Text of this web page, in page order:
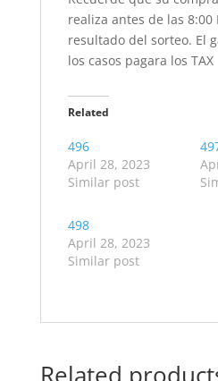
realiza antes de las 8:00
resultado del sorteo. El
los casos pagara los TAX
Related
496
April 28, 2023
Similar post
498
April 28, 2023
Similar post